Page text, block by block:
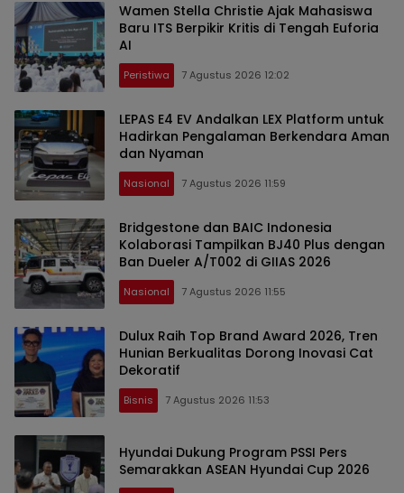
Wamen Stella Christie Ajak Mahasiswa
Baru ITS Berpikir Kritis di Tengah Euforia
AI
Peristiwa 7 Agustus 2026 12:02
LEPAS E4 EV Andalkan LEX Platform untuk
Hadirkan Pengalaman Berkendara Aman
dan Nyaman
Nasional 7 Agustus 2026 11:59
Bridgestone dan BAIC Indonesia
Kolaborasi Tampilkan BJ40 Plus dengan
Ban Dueler A/T002 di GIIAS 2026
Nasional 7 Agustus 2026 11:55
Dulux Raih Top Brand Award 2026, Tren
Hunian Berkualitas Dorong Inovasi Cat
Dekoratif
Bisnis 7 Agustus 2026 11:53
Hyundai Dukung Program PSSI Pers
Semarakkan ASEAN Hyundai Cup 2026